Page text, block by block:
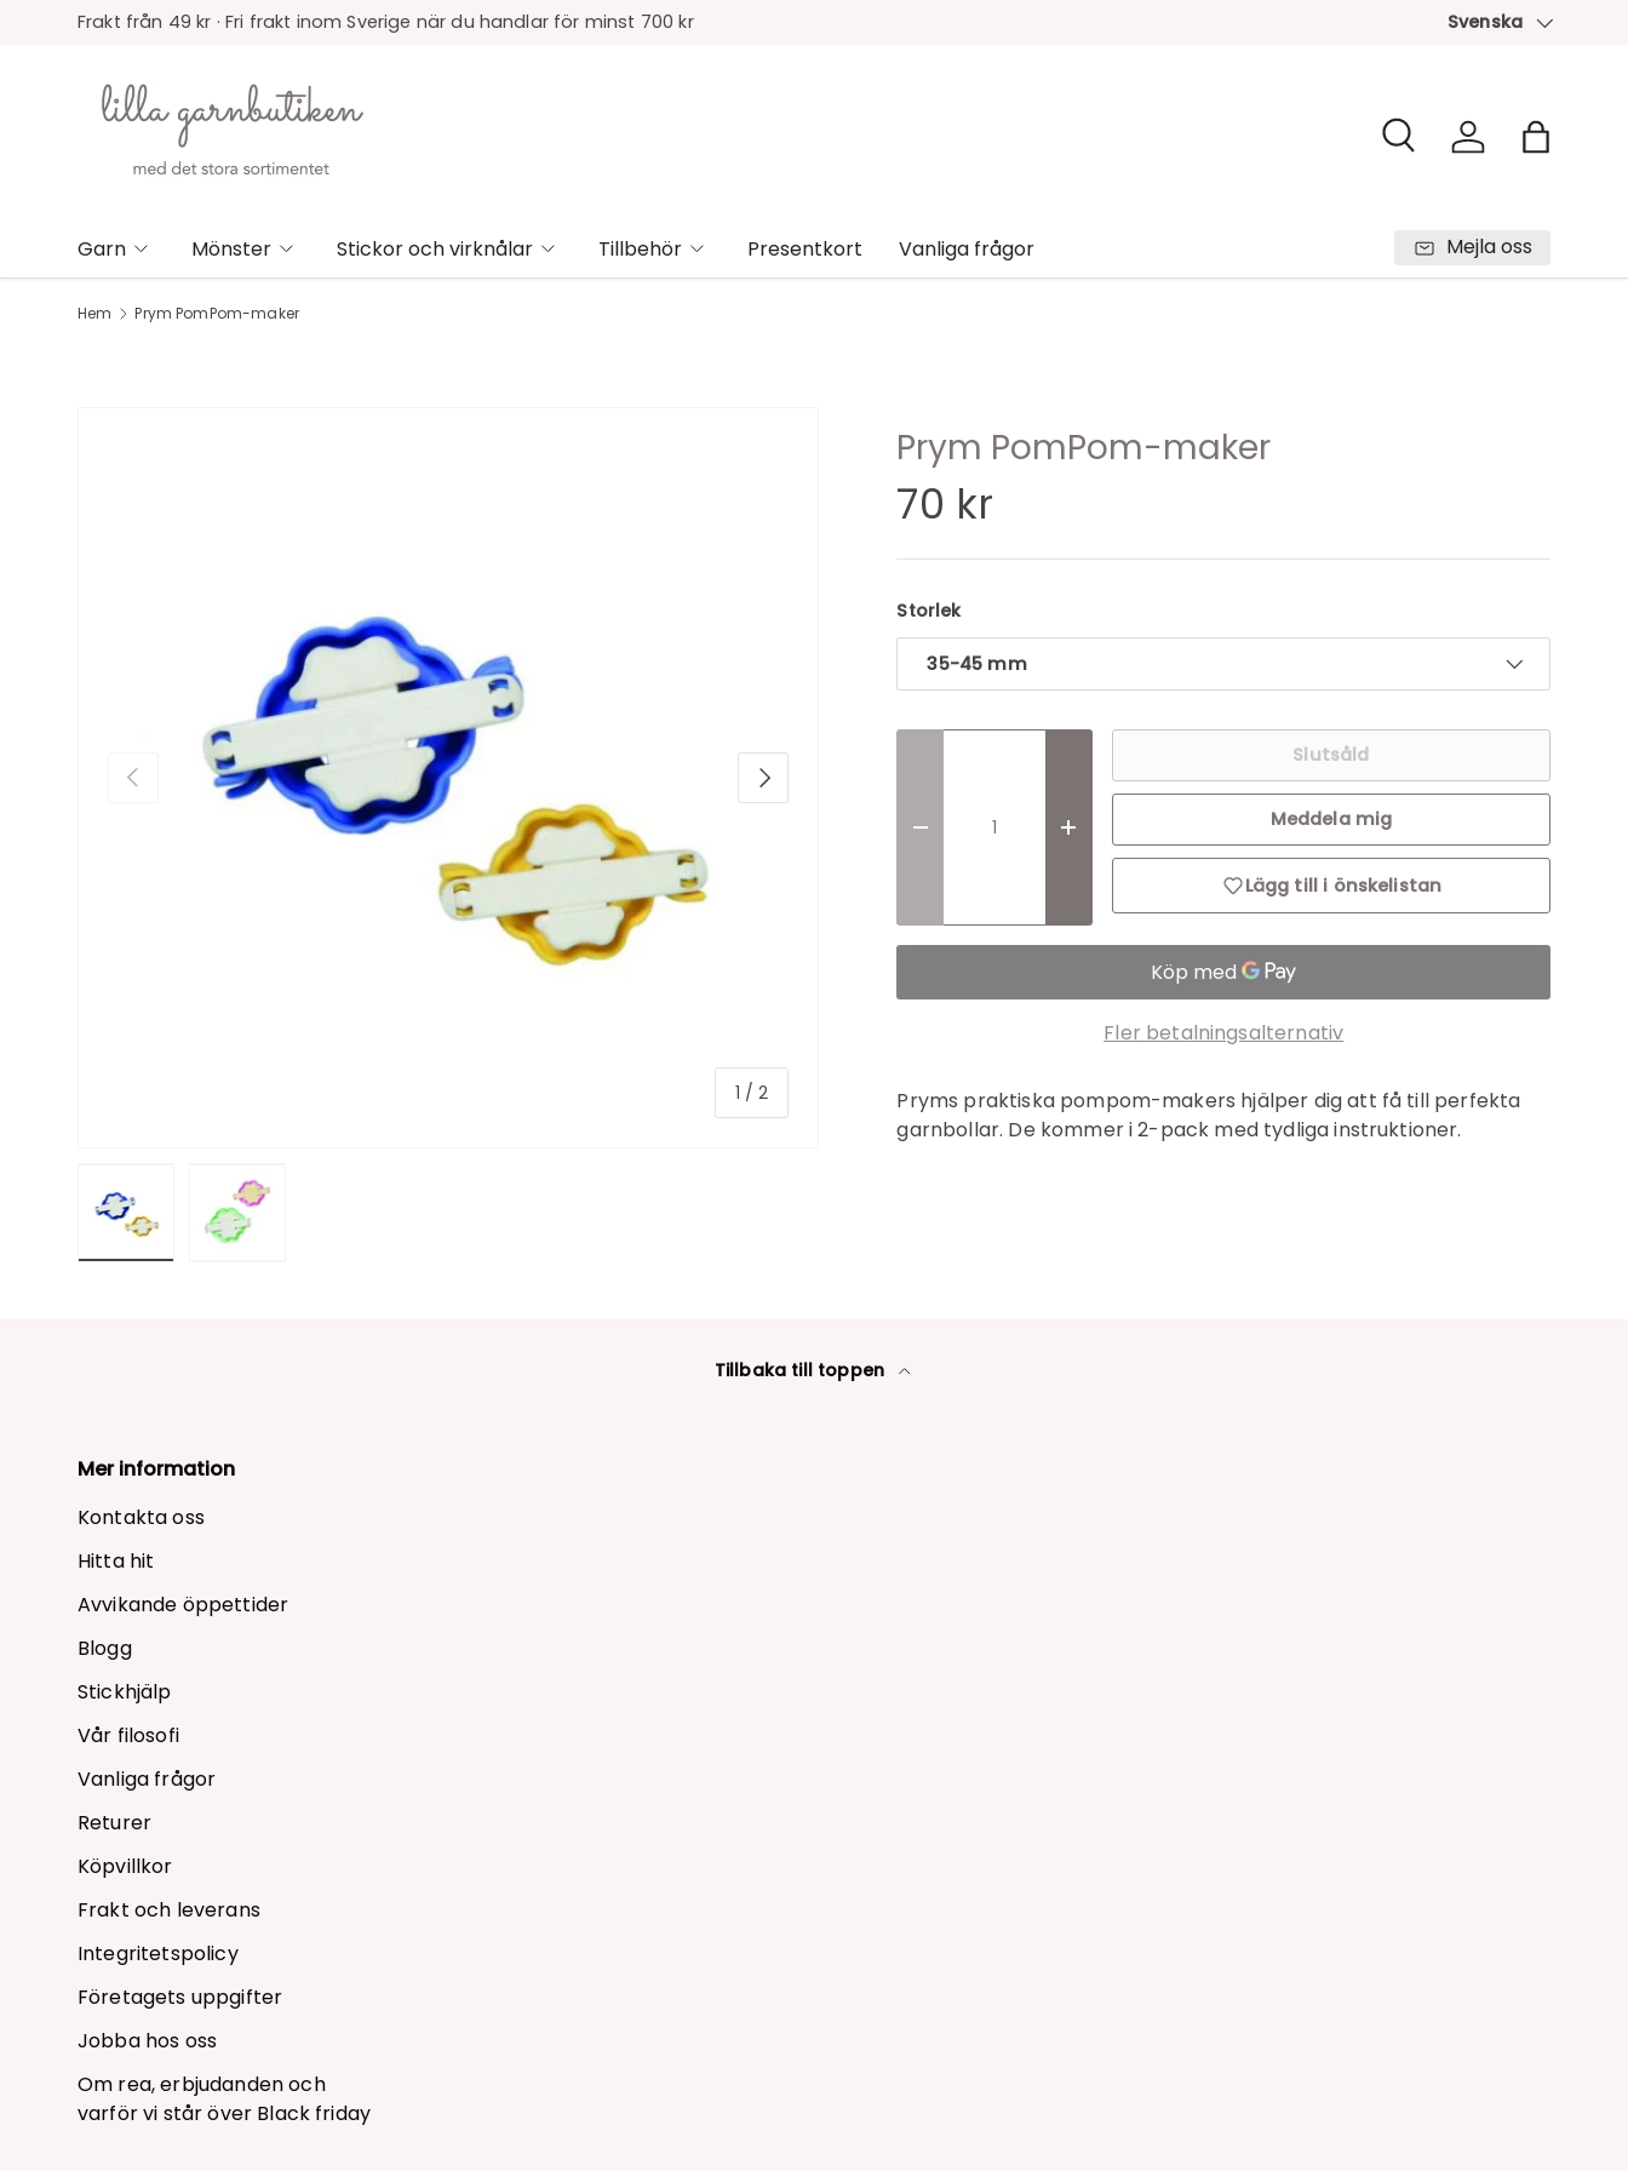
Frakt från 49 kr · Fri frakt inom Sverige när du handlar för minst 700 kr Språk
Svenska
Sök Logga inVäska
Garn Mönster Stickor och virknålar Tillbehör Presentkort Vanliga frågor Mejla oss
Hem Prym PomPom-maker
1 /2
Prym PomPom-maker
70 kr
Storlek
35-45 mm
Translation missing: sv.cart.items.decrease_quantity
Translation missing: sv.cart.items.increase_quantity
Slutsåld
Meddela mig
Lägg till i önskelistan
Fler betalningsalternativ
Pryms praktiska pompom-makers hjälper dig att få till perfekta
garnbollar. De kommer i 2-pack med tydliga instruktioner.
Tillbaka till toppen
Mer information
Kontakta oss
Hitta hit
Avvikande öppettider
Blogg
Stickhjälp
Vår filosofi
Vanliga frågor
Returer
Köpvillkor
Frakt och leverans
Integritetspolicy
Företagets uppgifter
Jobba hos oss
Om rea, erbjudanden och
varför vi står över Black friday